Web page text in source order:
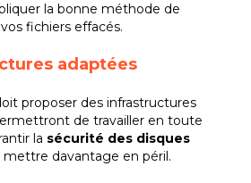
la bonne méthode de
fichiers effacés.
adaptées
proposer des infrastructures
de travailler en toute
la sécurité des disques
mettre davantage en péril.